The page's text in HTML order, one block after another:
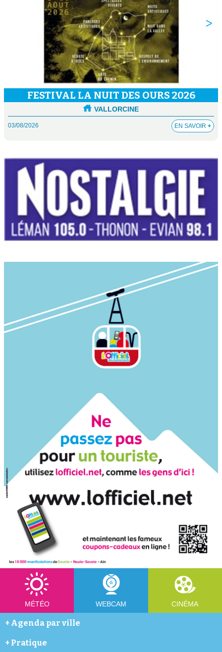
FESTIVAL LA NUIT DES OURS 2026
VALLORCINE
03/08/2026 EN SAVOIR +
MÉTÉO WEBCAM CINÉMA
+ Agenda par ville
Abondance
Annecy
+ Pratique